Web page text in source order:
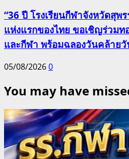
“36 ปี โรงเรียนกีฬาจังหวัดสุพ
แห่งแรกของไทย ขอเชิญร่วมท
และกีฬา พร้อมฉลองวันคล้าย
05/08/20260
You may have